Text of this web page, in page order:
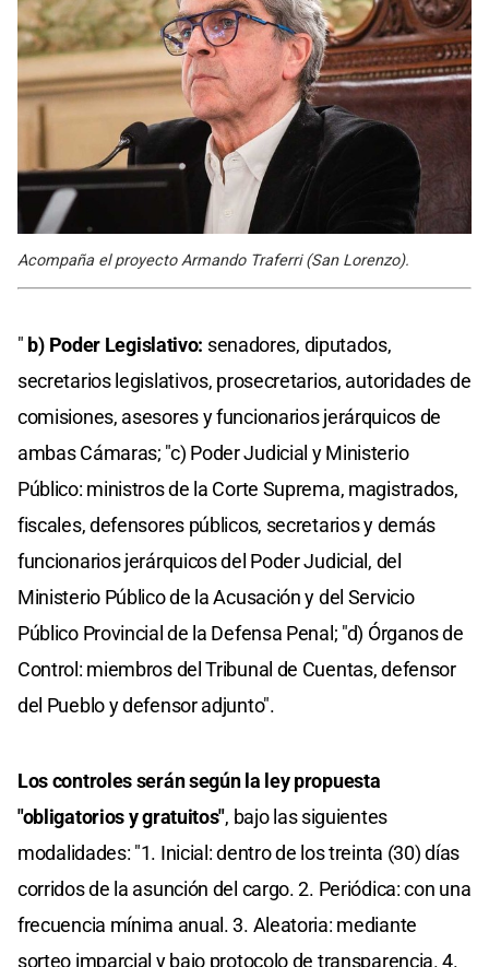
Acompaña el proyecto Armando Traferri (San Lorenzo).
" b) Poder Legislativo: senadores, diputados,
secretarios legislativos, prosecretarios, autoridades de
comisiones, asesores y funcionarios jerárquicos de
ambas Cámaras; "c) Poder Judicial y Ministerio
Público: ministros de la Corte Suprema, magistrados,
fiscales, defensores públicos, secretarios y demás
funcionarios jerárquicos del Poder Judicial, del
Ministerio Público de la Acusación y del Servicio
Público Provincial de la Defensa Penal; "d) Órganos de
Control: miembros del Tribunal de Cuentas, defensor
del Pueblo y defensor adjunto".
Los controles serán según la ley propuesta
"obligatorios y gratuitos", bajo las siguientes
modalidades: "1. Inicial: dentro de los treinta (30) días
corridos de la asunción del cargo. 2. Periódica: con una
frecuencia mínima anual. 3. Aleatoria: mediante
sorteo imparcial y bajo protocolo de transparencia. 4.